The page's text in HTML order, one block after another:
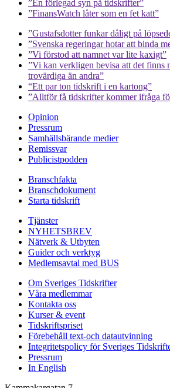
”En förlegad syn på tidskrifter”
”FinansWatch låter som en fet katt”
”Gustafsdotter funkar dåligt på
”Svenska regeringar hotar att binda
”Vi förstod att namnet var lite kaxigt”
”Vi kan verkligen bevisa att det finns
trovärdiga än andra”
“Ett par ton tidskrift i en kartong”
”Alltför få tidskrifter kommer ifråga
Opinion
Pressrum
Samhällsbärande medier
Remissvar
Publicistpodden
Branschfakta
Branschdokument
Starta tidskrift
Tjänster
NYHETSBREV
Nätverk & Utbyten
Guider och verktyg
Medlemsavtal med BUS
Om Sveriges Tidskrifter
Våra medlemmar
Kontakta oss
Kurser & event
Tidskriftspriset
Förebehåll text-och datautvinning
Integritetspolicy för Sveriges
Pressrum
In English